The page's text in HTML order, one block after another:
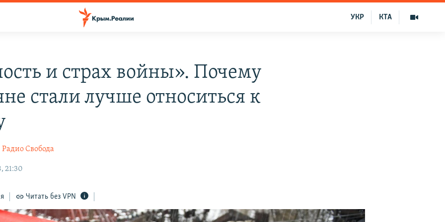
КТА
УКР
и страх войны». Почему
стали лучше относиться к
Радио Свобода
21:30
Читать без VPN